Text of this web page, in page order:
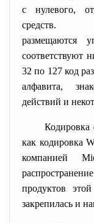
с нулевого,
размещаются
соответствуют
32 по 127 код
алфавита,
действий и
Кодировка
как кодировка
компанией
продуктов
закрепилась и